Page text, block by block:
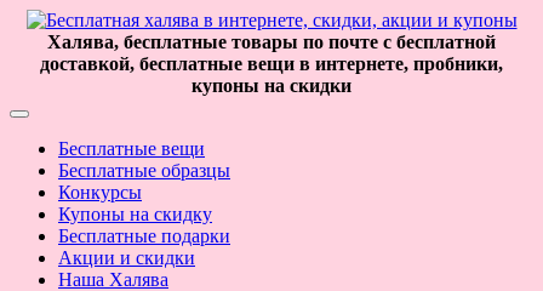
Халява, бесплатные товары по почте с бесплатной
доставкой, бесплатные вещи в интернете, пробники,
купоны на скидки
Бесплатные вещи
Бесплатные образцы
Конкурсы
Купоны на скидку
Бесплатные подарки
Акции и скидки
Наша Халява